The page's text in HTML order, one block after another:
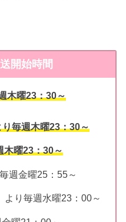
開始時間
木曜23：30～
毎週木曜23：30～
木曜23：30～
週金曜25：55～
り毎週水曜23：00～